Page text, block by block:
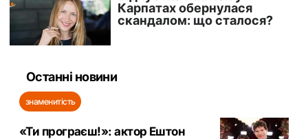
Останні новини
знаменитість
«Ти програєш!»: актор Ештон